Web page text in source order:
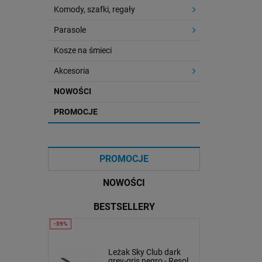
Komody, szafki, regały
Parasole
Kosze na śmieci
Akcesoria
NOWOŚCI
PROMOCJE
PROMOCJE
NOWOŚCI
BESTSELLERY
Leżak Sky Club dark
Stolik kawowy Oveo 59